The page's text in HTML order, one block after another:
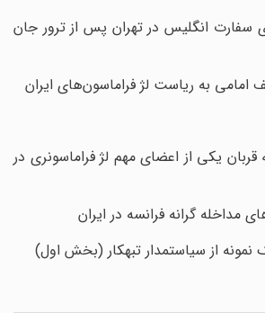
انگلیس در تهران پس از ترور جان
به ریاست لژ فراماسون‌های ایران
یکی از اعضای مهم لژ فراماسونری در
گرانه فرانسه در ایران
از سیاستمدار تبهکار (بخش اول)